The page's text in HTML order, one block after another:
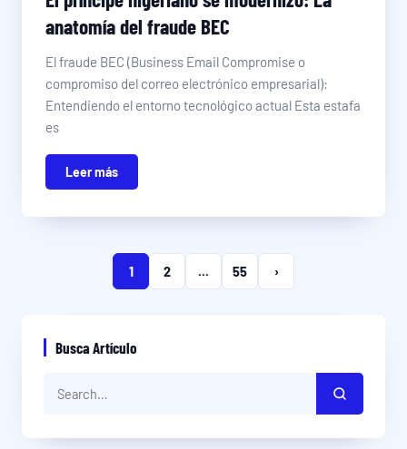
anatomía del fraude BEC
El fraude BEC (Business Email Compromise o
compromiso del correo electrónico empresarial):
Entendiendo el entorno tecnológico actual Esta estafa
es
Leer más
1 2 ... 55 ›
Busca Artículo